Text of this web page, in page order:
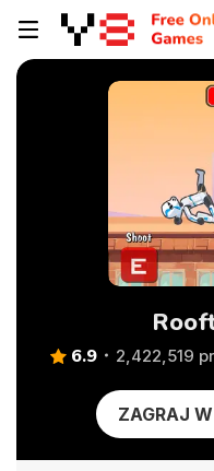
6.9 2,422,519
ZAGRAJ